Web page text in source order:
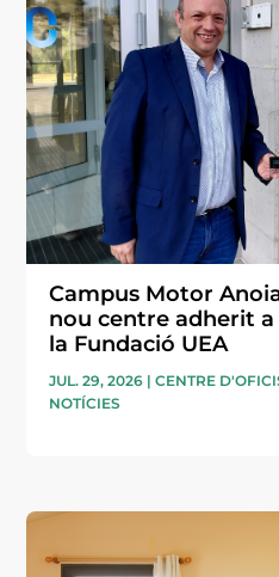
Campus Motor
nou centre adherit a
la Fundació UEA
JUL. 29, 2026 |CENTRE
NOTÍCIES